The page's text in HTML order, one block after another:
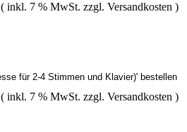
( inkl. 7 % MwSt. zzgl. Versandkosten )
( inkl. 7 % MwSt. zzgl. Versandkosten )